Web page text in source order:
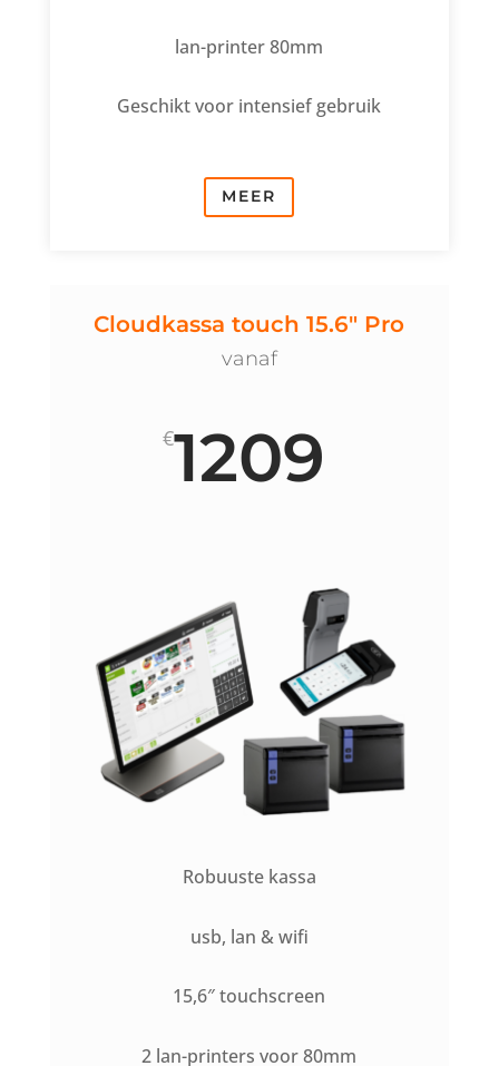
lan-printer 80mm
Geschikt voor intensief gebruik
MEER
Cloudkassa touch 15.6" Pro
vanaf
€1209
Robuuste kassa
usb, lan & wifi
15,6″ touchscreen
2 lan-printers voor 80mm